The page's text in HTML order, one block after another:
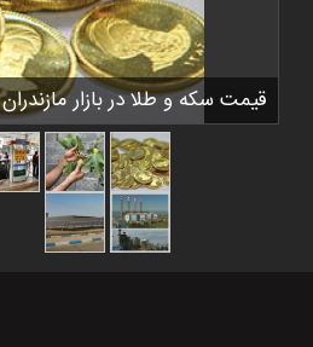
قیمت سکه و طلا در بازار مازندران